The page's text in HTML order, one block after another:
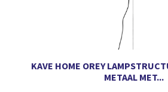
KAVE HOME OREY
METAAL MET...